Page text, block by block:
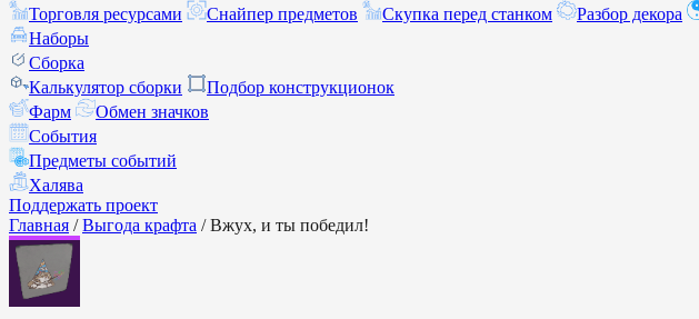
Торговля ресурсами
Снайпер предметов Скупка перед станком Разбор декора
Наборы
Сборка
Калькулятор сборки
Подбор конструкционок
Фарм
Обмен значков
События
Предметы событий
Халява
Поддержать проект
Главная / Выгода крафта / Вжух, и ты победил!